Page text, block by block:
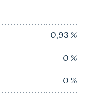
0,93 %
0 %
0 %